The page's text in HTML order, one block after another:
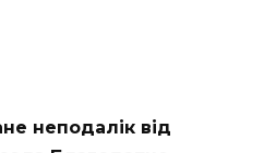
неподалік від